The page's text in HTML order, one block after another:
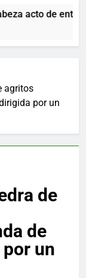
acto de
agritos
por un
de
de
un